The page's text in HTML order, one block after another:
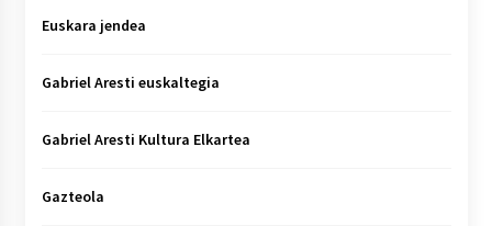
Euskara jendea
Gabriel Aresti euskaltegia
Gabriel Aresti Kultura Elkartea
Gazteola